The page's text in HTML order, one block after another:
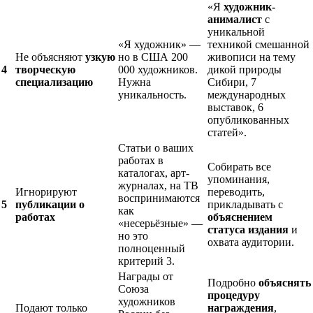
4
Не объясняютузкую
творческую
специализацию
«Я художник» —
но в США 200
000 художников.
Нужна
уникальность.
«Яхудожник-
анималист с
уникальной
техникой смешанной
живописи на тему
дикой природы
Сибири, 7
международных
выставок, 6
опубликованных
статей».
5
Игнорируют
публикации о
работах
Статьи о ваших
работах в
каталогах, арт-
журналах, на ТВ
воспринимаются
как
«несерьёзные» —
но это
полноценный
критерий 3.
Собирать все
упоминания,
переводить,
прикладывать с
объяснением
статуса издания и
охвата аудитории.
Подают только
Награды от
Союза
художников
Подробнообъяснять
процедуру
награждения,